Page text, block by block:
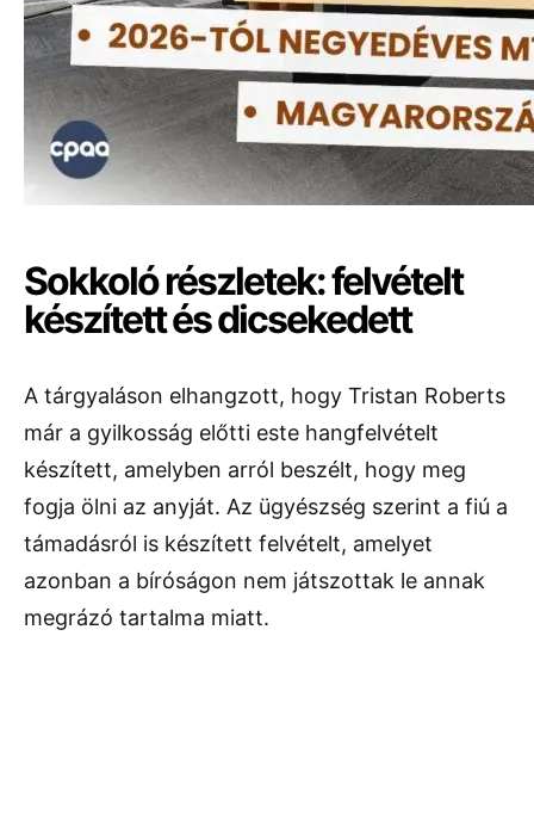
Sokkoló részletek: felvételt
készített és dicsekedett
A tárgyaláson elhangzott, hogy Tristan Roberts
már a gyilkosság előtti este hangfelvételt
készített, amelyben arról beszélt, hogy meg
fogja ölni az anyját. Az ügyészség szerint a fiú a
támadásról is készített felvételt, amelyet
azonban a bíróságon nem játszottak le annak
megrázó tartalma miatt.